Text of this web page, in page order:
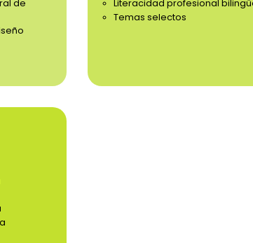
de
Literacidad profesional
Temas selectos